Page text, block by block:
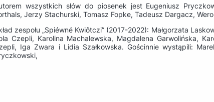
wszystkich słów do piosenek jest Eugeniusz
Jerzy Stachurski, Tomasz Fopke, Tadeusz Dargacz,
zespołu „Spiéwné Kwiôtczi” (2017-2022): Małgorzata
Czepli, Karolina Machalewska, Magdalena Garwolińska,
Iga Zwara i Lidia Szałkowska. Gościnnie wystąpili: